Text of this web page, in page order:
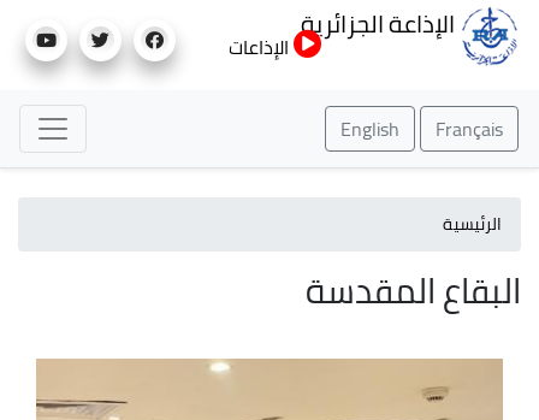
إلى
الإذاعة الجزائرية
الإذاعات
Français
English
الرئيسية
البقاع المقدسة